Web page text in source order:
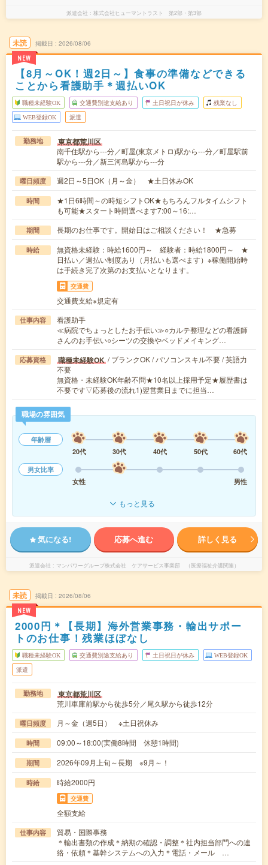
派遣会社 株式会社ヒューマントラスト 第2部・第3部
未読
NEW
掲載日 2026/08/06
【8月～OK！週2日～】食事の準備などできる
ことから看護助手＊週払いOK
職種未経験OK 交通費別途支給あり 土日祝日が休み 残業なし
WEB登録OK 派遣
勤務地 東京都荒川区
南千住駅から---分／町屋(東京メトロ)駅から---分／町屋駅前
駅から---分／新三河島駅から---分
曜日頻度 週2日～5日OK（月～金） ★土日休みOK
時間
★1日6時間～の時短シフトOK★もちろんフルタイムシフト
も可能★スタート時間選べます7:00～16:…
期間 長期のお仕事です。開始日はご相談ください！ ★急募
時給
無資格未経験：時給1600円～ 経験者：時給1800円～ ★
日払い／週払い制度あり（月払いも選べます）※稼働開始時
は手続き完了次第のお支払いとなります。
交通費
交通費支給※規定有
仕事内容
看護助手
≪病院でちょっとしたお手伝い≫○カルテ整理などの看護師
さんのお手伝い○シーツの交換やベッドメイキング…
応募資格 職種未経験OK / ブランクOK / パソコンスキル不要 / 英語力
不要
無資格・未経験OK年齢不問★10名以上採用予定★履歴書は
不要です▽応募後の流れ1)翌営業日までに担当…
職場の雰囲気
年齢層
20代
30代 40代 50代
60代
男女比率
女性
男性
もっと見る
気になる! 応募へ進む 詳しく見る
派遣会社 マンパワーグループ株式会社 ケアサービス事業部 （医療福祉介護関連）
未読
NEW
掲載日 2026/08/06
2000円＊【長期】海外営業事務・輸出サポー
トのお仕事！残業ほぼなし
職種未経験OK 交通費別途支給あり 土日祝日が休み WEB登録OK
派遣
勤務地 東京都荒川区
荒川車庫前駅から徒歩5分／尾久駅から徒歩12分
曜日頻度 月～金（週5日） ※土日祝休み
時間 09:00～18:00(実働8時間 休憩1時間)
期間 2026年09月上旬～長期 ※9月～！
時給 時給2000円
交通費
全額支給
仕事内容
貿易・国際事務
＊輸出書類の作成＊納期の確認・調整＊社内担当部門への連
絡・依頼＊基幹システムへの入力＊電話・メール …